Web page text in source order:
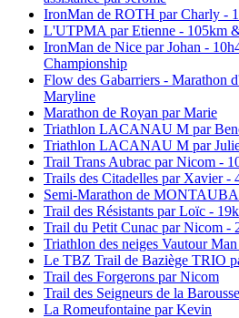
IronMan de ROTH par Charly -
L'UTPMA par Etienne - 105km
IronMan de Nice par Johan -
Championship
Flow des Gabarriers - Marathon
Maryline
Marathon de Royan par Marie
Triathlon LACANAU M par
Triathlon LACANAU M par
Trail Trans Aubrac par Nicom -
Trails des Citadelles par Xavier
Semi-Marathon de
Trail des Résistants par Loïc -
Trail du Petit Cunac par Nicom -
Triathlon des neiges Vautour
Le TBZ Trail de Baziège TRIO
Trail des Forgerons par Nicom
Trail des Seigneurs de la
La Romeufontaine par Kevin